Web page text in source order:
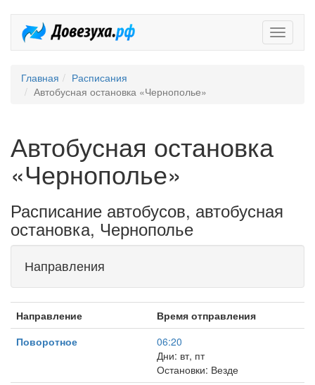
Главная
Расписания
Автобусная остановка «Чернополье»
Автобусная остановка
«Чернополье»
Расписание автобусов, автобусная
остановка, Чернополье
Направления
Направление
Время отправления
Поворотное
06:20
Дни: вт, пт
Остановки: Везде